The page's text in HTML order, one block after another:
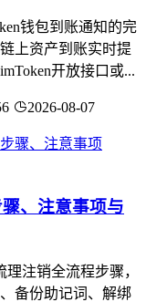
钱包到账通知的完
上资产到账实时提
开放接口或...
2026-08-07
、注意事项与
注销全流程步骤，
备份助记词、解绑